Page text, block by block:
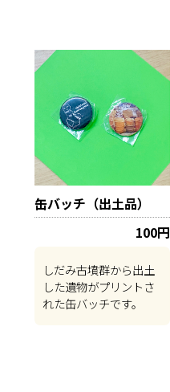
缶バッチ（出土品）
100円
しだみ古墳群から出土
した遺物がプリントさ
れた缶バッチです。